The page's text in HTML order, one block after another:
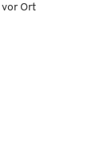
vor Ort